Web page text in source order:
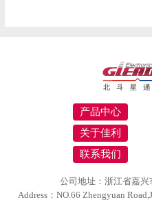
产品中心
关于佳利
联系我们
公司地址：浙江省嘉
Address：NO.66 Zhengyuan